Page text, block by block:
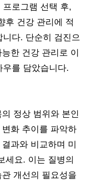
로그램 선택 후,
후 건강 관리에 적
다. 단순히 검진으
한 건강 관리로 이
를 담았습니다.
정상 범위와 본인
화 추이를 파악하
과와 비교하며 미
세요. 이는 질병의
개선의 필요성을